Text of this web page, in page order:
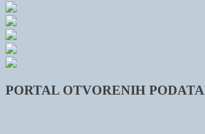
PORTAL OTVORENIH